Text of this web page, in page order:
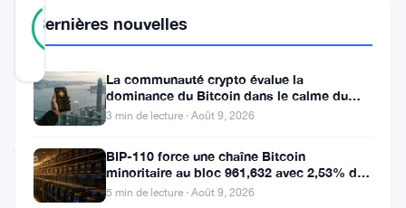
88%
votes
natif
Dernières nouvelles
La communauté crypto évalue la
dominance du Bitcoin dans le calme du
week-end
3 min de lecture · Août 9, 2026
BIP-110 force une chaîne Bitcoin
minoritaire au bloc 961,632 avec 2,53% de
soutien des mineurs
5 min de lecture · Août 9, 2026